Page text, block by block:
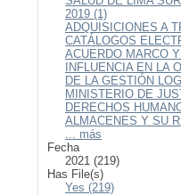
2019 (1)
ADQUISICIONES A
CATÁLOGOS
ACUERDO MARCO
INFLUENCIA EN LA
DE LA GESTIÓN
MINISTERIO DE
DERECHOS
ALMACENES Y SU
... más
Fecha
2021 (219)
Has File(s)
Yes (219)